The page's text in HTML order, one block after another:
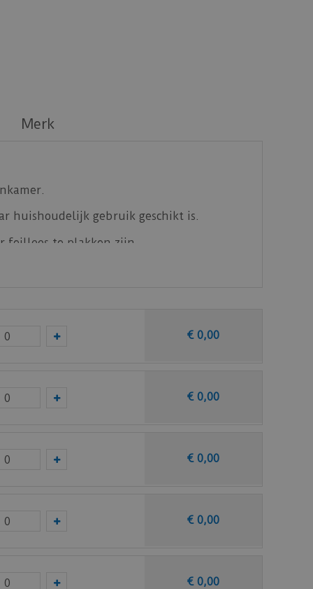
Merk
huishoudelijk gebruik geschikt is.
feilloos te plakken zijn.
€ 0,00
€ 0,00
€ 0,00
€ 0,00
€ 0,00